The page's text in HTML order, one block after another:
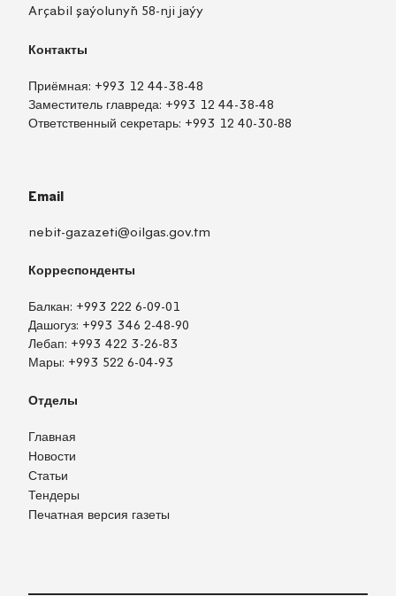
Arçabil şaýolunyň 58-nji jaýy
Контакты
Приёмная: +993 12 44-38-48
Заместитель главреда: +993 12 44-38-48
Ответственный секретарь: +993 12 40-30-88
Email
nebit-gazazeti@oilgas.gov.tm
Корреспонденты
Балкан: +993 222 6-09-01
Дашогуз: +993 346 2-48-90
Лебап: +993 422 3-26-83
Мары: +993 522 6-04-93
Отделы
Главная
Новости
Статьи
Тендеры
Печатная версия газеты